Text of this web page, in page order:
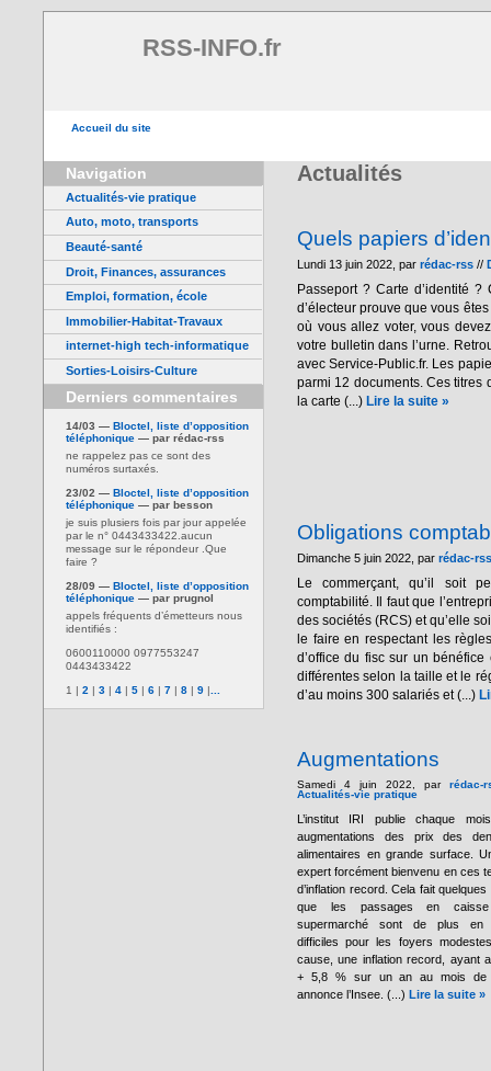
RSS-INFO.fr
Accueil du site
Navigation
Actualités-vie pratique
Auto, moto, transports
Beauté-santé
Droit, Finances, assurances
Emploi, formation, école
Immobilier-Habitat-Travaux
internet-high tech-informatique
Sorties-Loisirs-Culture
Derniers commentaires
14/03 — Bloctel, liste d’opposition
téléphonique — par rédac-rss
ne rappelez pas ce sont des
numéros surtaxés.
23/02 — Bloctel, liste d’opposition
téléphonique — par besson
je suis plusiers fois par jour appelée
par le n° 0443433422.aucun
message sur le répondeur .Que
faire ?
28/09 — Bloctel, liste d’opposition
téléphonique — par prugnol
appels fréquents d’émetteurs nous
identifiés :
0600110000 0977553247
0443433422
1 | 2 | 3 | 4 | 5 | 6 | 7 | 8 | 9 |
Actualités
Quels papiers
Lundi 13 juin 2022, par rédac-rss //
Passeport ? Carte d’identité
d’électeur prouve que vous
où vous allez voter, vous
votre bulletin dans l’urne.
avec Service-Public.fr. Les
parmi 12 documents. Ces titres
la carte (...) Lire la suite »
Obligations
Dimanche 5 juin 2022, par rédac-rss
Le commerçant, qu’il soit
comptabilité. Il faut que
des sociétés (RCS) et qu’elle
le faire en respectant les
d’office du fisc sur un
différentes selon la taille et le
d’au moins 300 salariés et (...)
Augmentations
Samedi 4 juin 2022, par rédac-
Actualités-vie pratique
L’institut IRI publie chaque
augmentations des prix des
alimentaires en grande surface.
expert forcément bienvenu en ces
d’inflation record. Cela fait quelques
que les passages en
supermarché sont de plus en
difficiles pour les foyers
cause, une inflation record, ayant
+ 5,8 % sur un an au mois de
annonce l’Insee. (...) Lire la suite »